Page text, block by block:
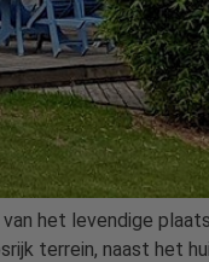
het levendige
terrein, naast het